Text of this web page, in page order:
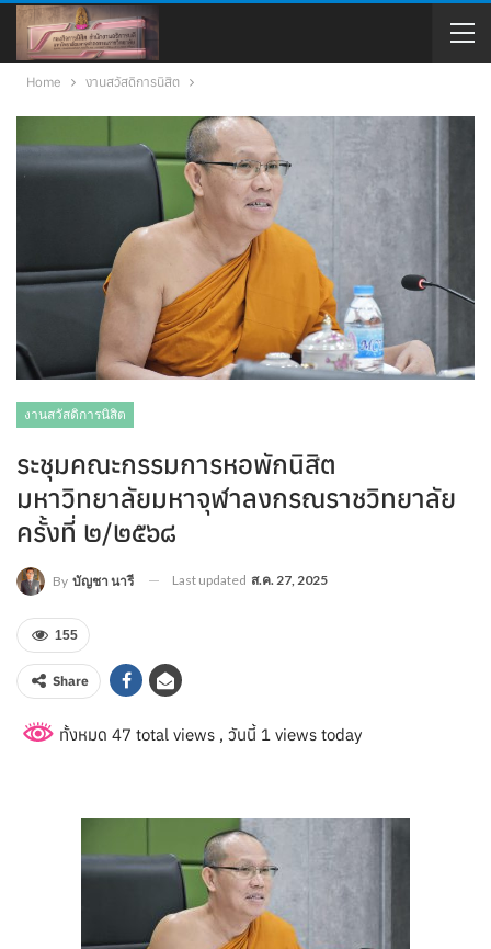
Home งานสวัสดิการนิสิต
งานสวัสดิการนิสิต
ระชุมคณะกรรมการหอพักนิสิต
มหาวิทยาลัยมหาจุฬาลงกรณราชวิทยาลัย
ครั้งที่ ๒/๒๕๖๘
By บัญชา นารี Last updated ส.ค. 27, 2025
155
Share
ทั้งหมด 47 total views , วันนี้ 1 views today